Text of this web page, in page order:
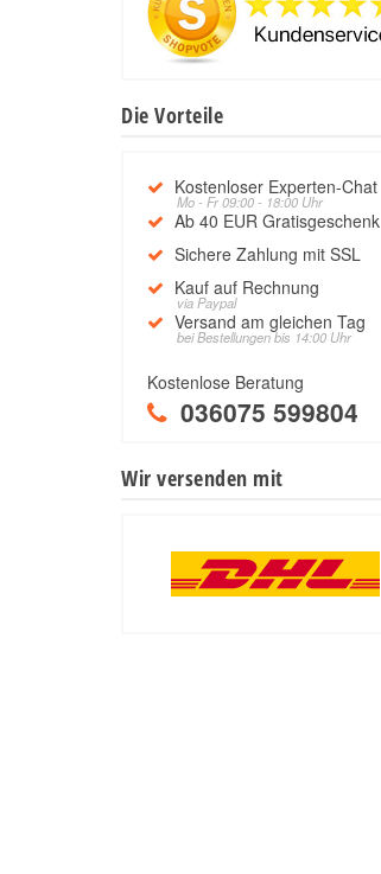
Die Vorteile
Kostenloser Experten-Chat
Mo - Fr 09:00 - 18:00 Uhr
Ab 40 EUR Gratisgeschenk
Sichere Zahlung mit SSL
Kauf auf Rechnung
via Paypal
Versand am gleichen Tag
bei Bestellungen bis 14:00 Uhr
Kostenlose Beratung
036075 599804
Wir versenden mit